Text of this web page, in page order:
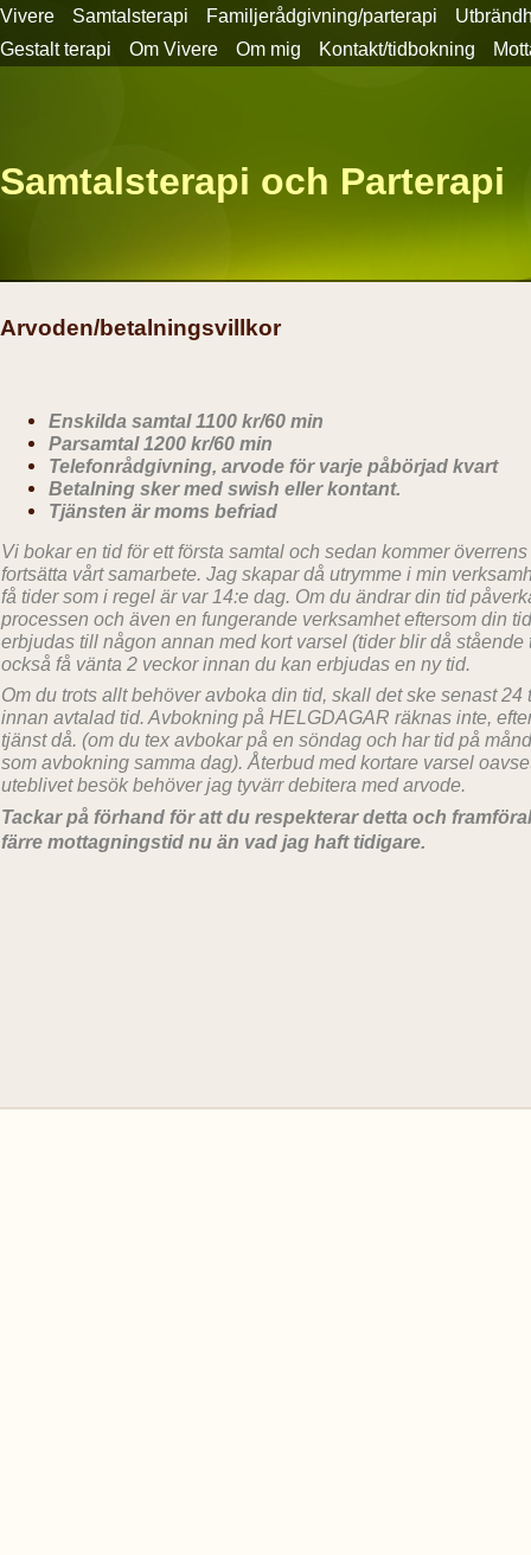
Vivere Samtalsterapi Familjerådgivning/parterapi
Gestalt terapi
Om Vivere Om mig Kontakt/tidbokning
Samtalsterapi och Parterapi
Arvoden/betalningsvillkor
Enskilda samtal 1100 kr/60 min
Parsamtal 1200 kr/60 min
Telefonrådgivning, arvode för varje påbörjad kvart
Betalning sker med swish eller kontant.
Tjänsten är moms befriad
Vi bokar en tid för ett första samtal och sedan kommer
fortsätta vårt samarbete. Jag skapar då utrymme i min
få tider som i regel är var 14:e dag. Om du ändrar din tid
processen och även en fungerande verksamhet eftersom din
erbjudas till någon annan med kort varsel (tider blir då stående
också få vänta 2 veckor innan du kan erbjudas en ny tid.
Om du trots allt behöver avboka din tid, skall det ske senast 24
innan avtalad tid. Avbokning på HELGDAGAR räknas inte,
tjänst då. (om du tex avbokar på en söndag och har tid på
som avbokning samma dag). Återbud med kortare varsel
uteblivet besök behöver jag tyvärr debitera med arvode.
Tackar på förhand för att du respekterar detta och
färre mottagningstid nu än vad jag haft tidigare.